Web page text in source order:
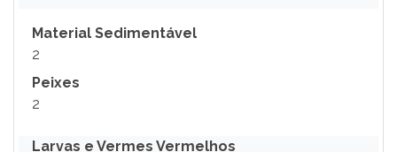
Material Sedimentável
2
Peixes
2
Larvas e Vermes Vermelhos